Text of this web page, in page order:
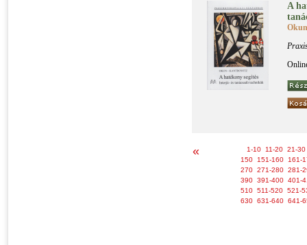
A
« 1-10 11-20 21-30
150
151-160
161-
270 271-280 281-
390 391-400 401-
510 511-520 521-
630 631-640 641-